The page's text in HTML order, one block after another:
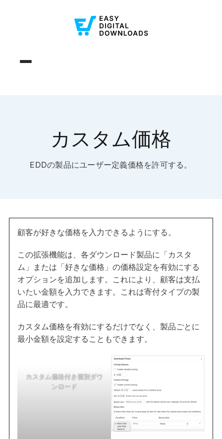
カスタム価格
EDDの製品にユーザー定義価格を許可する。
顧客が好きな価格を入力できるようにする。
この拡張機能は、各ダウンロード製品に「カスタ
ム」または「好きな価格」の価格設定を有効にする
オプションを追加します。これにより、顧客は支払
いたい金額を入力できます。これは寄付タイプの製
品に最適です。
カスタム価格を有効にするだけでなく、製品ごとに
最小金額を設定することもできます。
カスタム価格付き個別ダウ
ンロード